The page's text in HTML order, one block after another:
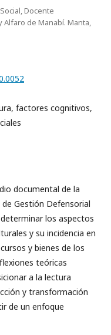
Docente
Alfaro de Manabí. Manta,
factores cognitivos,
documental de la
Gestión Defensorial
los aspectos
y su incidencia en
y bienes de los
teóricas
a la lectura
y transformación
de un enfoque